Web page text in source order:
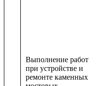
Выполнение работ
при устройстве и
ремонте каменных